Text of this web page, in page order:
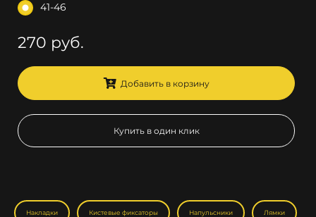
41-46
270 руб.
Добавить в корзину
Купить в один клик
Накладки Кистевые фиксаторы Напульсники Лямки